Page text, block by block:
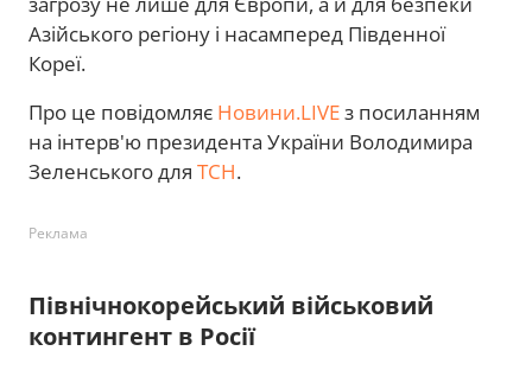
Азійського регіону і насамперед Південної
Кореї.
Про це повідомляє Новини.LIVEз посиланням
на інтерв'ю президента України Володимира
Зеленського для ТСН.
Реклама
Північнокорейський військовий
контингент в Росії